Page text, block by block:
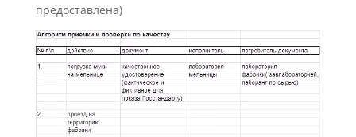
предоставлена)